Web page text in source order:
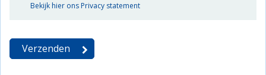
Bekijk hier ons Privacy statement